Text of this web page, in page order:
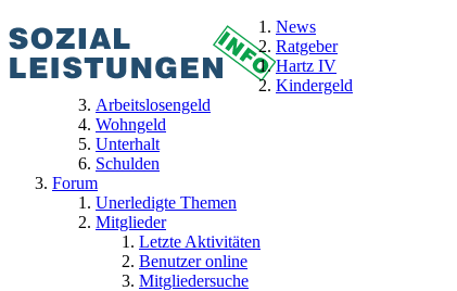
News
Ratgeber
Hartz IV
Kindergeld
Arbeitslosengeld
Wohngeld
Unterhalt
Schulden
Forum
Unerledigte Themen
Mitglieder
Letzte Aktivitäten
Benutzer online
Mitgliedersuche